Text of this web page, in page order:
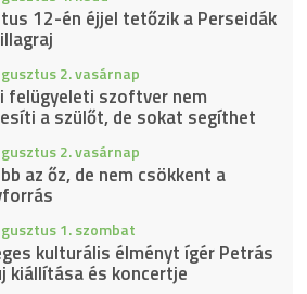
12-én éjjel tetőzik a Perseidák
2. vasárnap
felügyeleti szoftver nem
a szülőt, de sokat segíthet
2. vasárnap
az őz, de nem csökkent a
1. szombat
kulturális élményt ígér Petrás
kiállítása és koncertje